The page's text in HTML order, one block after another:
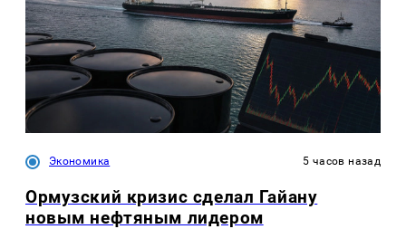
Экономика 5 часов назад
Ормузский кризис сделал Гайану
новым нефтяным лидером